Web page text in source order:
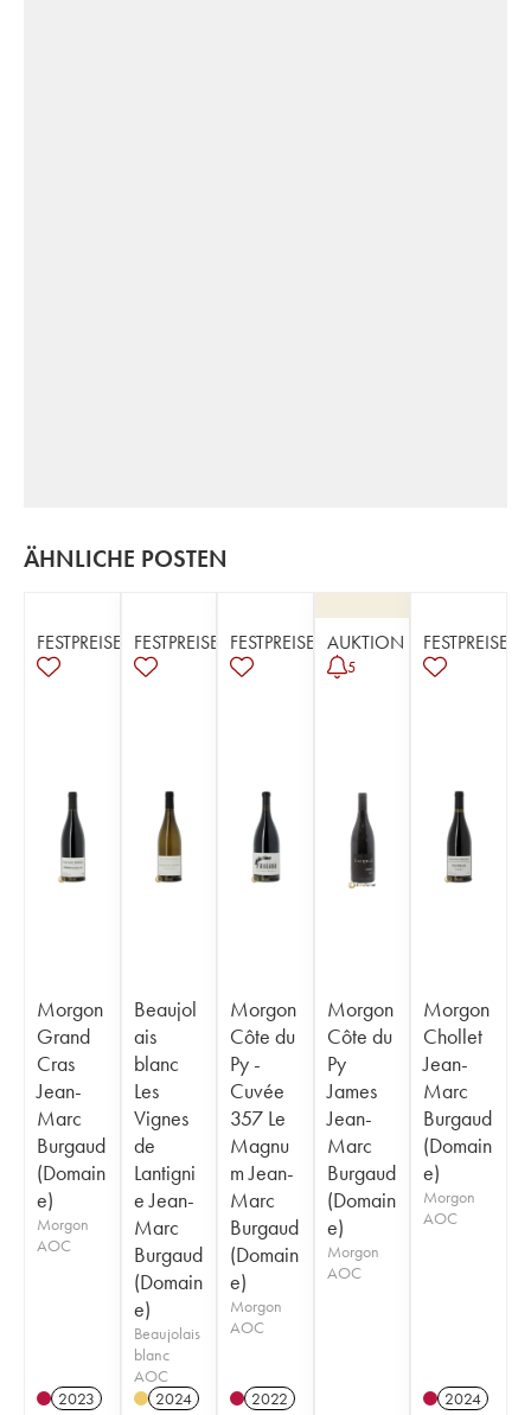
ÄHNLICHE POSTEN
FESTPREISE
Morgon
Grand
Cras
Jean-
Marc
Burgaud
(Domain
e)
Morgon
AOC
2023
FESTPREISE
Beaujol
ais
blanc
Les
Vignes
de
Lantigni
e Jean-
Marc
Burgaud
(Domain
e)
Beaujolais
blanc
AOC
2024
FESTPREISE
Morgon
Côte du
Py -
Cuvée
357 Le
Magnu
m Jean-
Marc
Burgaud
(Domain
e)
Morgon
AOC
2022
AUKTION
5
Morgon
Côte du
Py
James
Jean-
Marc
Burgaud
(Domain
e)
Morgon
AOC
FESTPREISE
Morgon
Chollet
Jean-
Marc
Burgaud
(Domain
e)
Morgon
AOC
2024